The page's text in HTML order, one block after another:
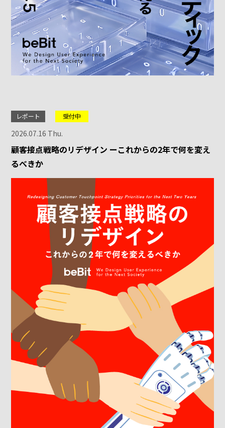
レポート 受付中
2026.07.16 Thu.
顧客接点戦略のリデザイン ーこれからの2年で何を変え
るべきか